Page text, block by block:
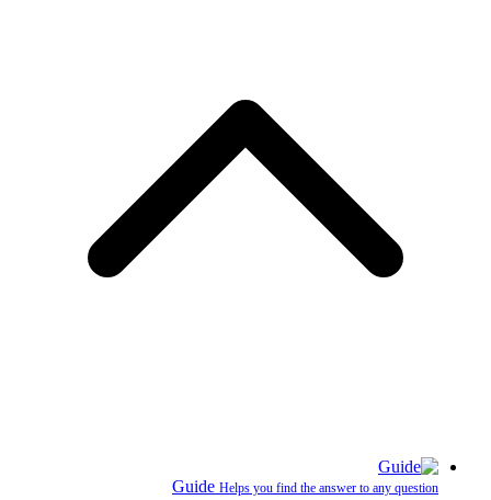
Guide Helps you find the answer to any question